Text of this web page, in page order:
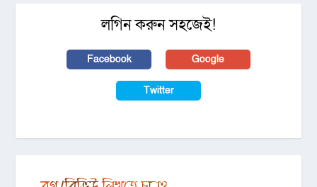
লগিন করুন সহজেই!
Facebook Google
Twitter